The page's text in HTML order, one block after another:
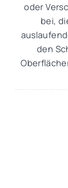
oder
bei,
den